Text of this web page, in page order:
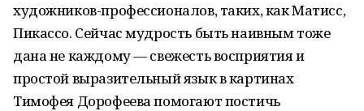
художников-профессионалов, таких, как Матисс,
Пикассо. Сейчас мудрость быть наивным тоже
дана не каждому — свежесть восприятия и
простой выразительный язык в картинах
Тимофея Дорофеева помогают постичь